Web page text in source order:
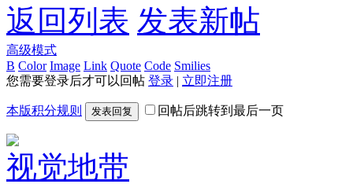
返回列表 发表新帖
高级模式
B Color Image Link Quote Code Smilies
您需要登录后才可以回帖 登录 | 立即注册
本版积分规则 发表回复 回帖后跳转到最后一页
视觉地带